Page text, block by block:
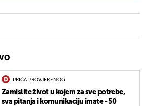
PRIČA PROVJERENOG
Zamislite život u kojem za sve potrebe,
sva pitanja i komunikaciju imate - 50